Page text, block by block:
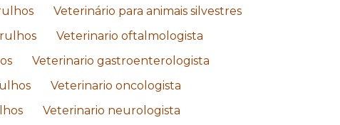
Veterinário para animais silvestres
Veterinario oftalmologista
Veterinario gastroenterologista
Veterinario oncologista
Veterinario neurologista